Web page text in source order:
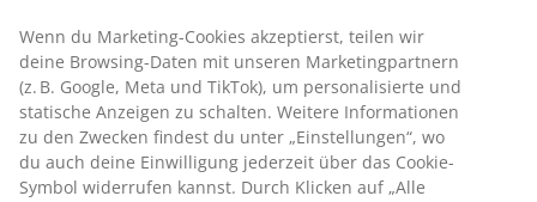
Wenn du Marketing-Cookies akzeptierst, teilen wir
deine Browsing-Daten mit unseren Marketingpartnern
(z. B. Google, Meta und TikTok), um personalisierte und
statische Anzeigen zu schalten. Weitere Informationen
zu den Zwecken findest du unter „Einstellungen“, wo
du auch deine Einwilligung jederzeit über das Cookie-
Symbol widerrufen kannst. Durch Klicken auf „Alle